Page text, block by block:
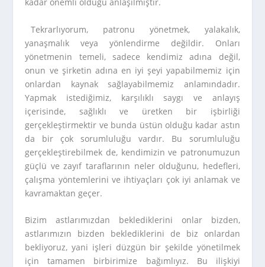
Tekrarlıyorum, patronu yönetmek, yalakalık,
yanaşmalık veya yönlendirme değildir. Onları
yönetmenin temeli, sadece kendimiz adına değil,
onun ve şirketin adına en iyi şeyi yapabilmemiz için
onlardan kaynak sağlayabilmemiz anlamındadır.
Yapmak istediğimiz, karşılıklı saygı ve anlayış
içerisinde, sağlıklı ve üretken bir işbirliği
gerçekleştirmektir ve bunda üstün olduğu kadar astın
da bir çok sorumluluğu vardır. Bu sorumluluğu
gerçekleştirebilmek de, kendimizin ve patronumuzun
güçlü ve zayıf taraflarının neler olduğunu, hedefleri,
çalışma yöntemlerini ve ihtiyaçları çok iyi anlamak ve
kavramaktan geçer.
Bizim astlarımızdan beklediklerini onlar bizden,
astlarımızın bizden beklediklerini de biz onlardan
bekliyoruz, yani işleri düzgün bir şekilde yönetilmek
için tamamen birbirimize bağımlıyız. Bu ilişkiyi